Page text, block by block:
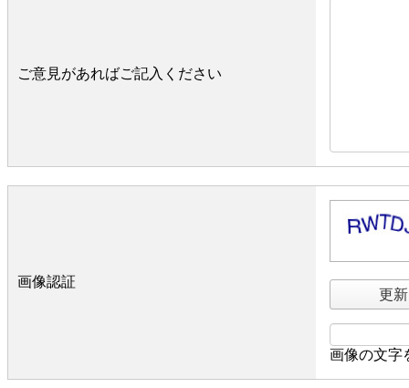
ご意見があればご記入ください
画像認証
更新
画像の文字